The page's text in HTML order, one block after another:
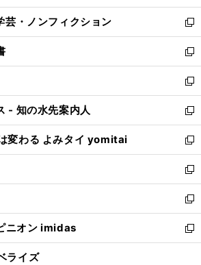
開
く
ウ
で
開
く
ン
ド
ウ
で
開
く
ウ
ィ
ン
ド
ウ
で
開
く
芸・ノンフィクション
新
し
い
ウ
ィ
ン
ド
ウ
で
開
く
新
し
い
ウ
ィ
ン
ド
ウ
で
開
く
新
し
い
ウ
ィ
ン
ド
ウ
で
開
く
- 知の水先案内人
新
し
い
ウ
ィ
ン
ド
ウ
で
開
変わる よみタイ yomitai
新
し
い
ウ
ィ
ン
ド
ウ
新
し
い
ウ
ィ
ン
新
し
い
ウ
ニオン imidas
新
し
ライズ